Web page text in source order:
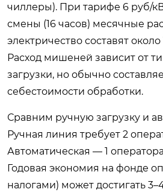
чиллеры). При тарифе 6 руб/
смены (16 часов) месячные
электричество составят
Расход мишеней зависит от
загрузки, но обычно
себестоимости обработки.
Сравним ручную загрузку и
Ручная линия требует 2
Автоматическая — 1
Годовая экономия на фонде
налогами) может достигать